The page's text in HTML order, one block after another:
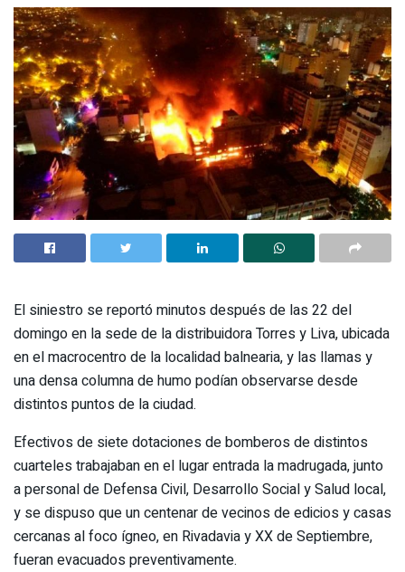
El siniestro se reportó minutos después de las 22 del
domingo en la sede de la distribuidora Torres y Liva, ubicada
en el macrocentro de la localidad balnearia, y las llamas y
una densa columna de humo podían observarse desde
distintos puntos de la ciudad.
Efectivos de siete dotaciones de bomberos de distintos
cuarteles trabajaban en el lugar entrada la madrugada, junto
a personal de Defensa Civil, Desarrollo Social y Salud local,
y se dispuso que un centenar de vecinos de edicios y casas
cercanas al foco ígneo, en Rivadavia y XX de Septiembre,
fueran evacuados preventivamente.